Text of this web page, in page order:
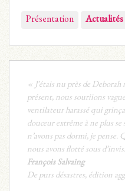
Présentation Actualités
« J’étais nu près de
présent, nous souriions
ventilateur harassé qui
douceur extrême à ne plus
n’avons pas dormi, je pense.
nous avons flotté sous
François Salvaing
De purs désastres, édition